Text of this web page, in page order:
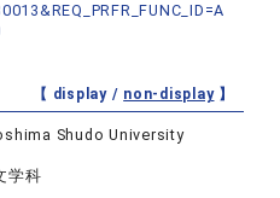
【 display / non-display】
Shudo University
学科